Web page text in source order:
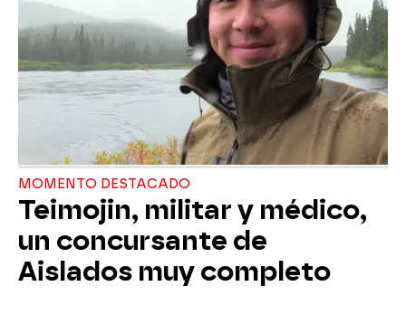
MOMENTO DESTACADO
Teimojin, militar y médico,
un concursante de
Aislados muy completo